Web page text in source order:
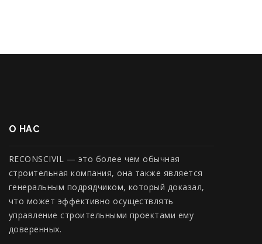
О НАС
RECONSCIVIL — это более чем обычная
строительная компания, она также является
генеральным подрядчиком, который доказал,
что может эффективно осуществлять
управление строительными проектами ему
доверенных.